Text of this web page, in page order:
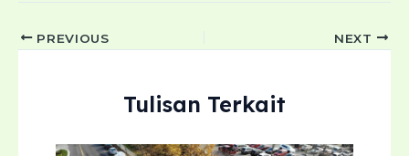
Post
PREVIOUS NEXT
Tulisan Terkait